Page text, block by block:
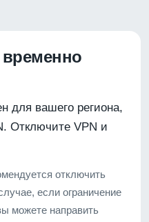
временно
для вашего региона,
Отключите VPN и
отключить
если ограничение
можете направить